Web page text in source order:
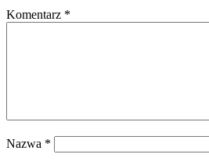
Komentarz *
Nazwa *